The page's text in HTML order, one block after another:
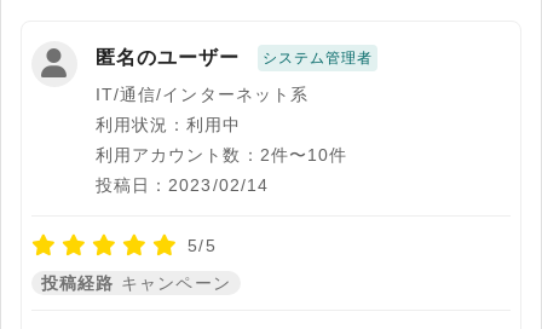
匿名のユーザー システム管理者
IT/通信/インターネット系
利用状況：利用中
利用アカウント数：2件〜10件
投稿日：2023/02/14
5/5
投稿経路 キャンペーン